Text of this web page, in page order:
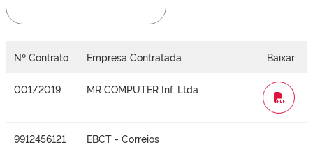
Nº Contrato Empresa Contratada Baixar
001/2019 MR COMPUTER Inf. Ltda
WORD
9912456121 EBCT - Correios